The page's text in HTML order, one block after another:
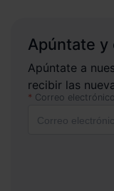
Apúntate y
Apúntate a
recibir las
Correo electrónico